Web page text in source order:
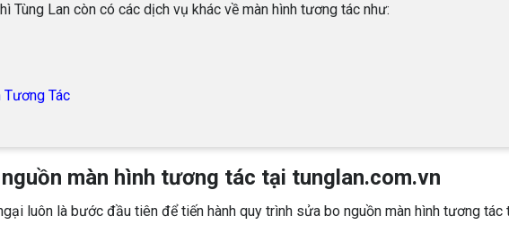
Tùng Lan còn có các dịch vụ khác về màn hình tương tác như:
Tương Tác
màn hình tương tác tại tunglan.com.vn
luôn là bước đầu tiên để tiến hành quy trình sửa bo nguồn màn hình tương tác